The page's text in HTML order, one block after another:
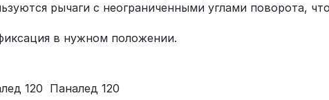
рычаги с неограниченными углами поворота,
в нужном положении.
120 Паналед 120